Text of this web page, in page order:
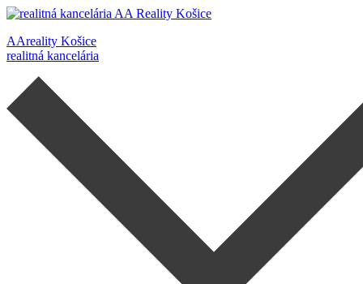
AAreality Košice
realitná kancelária